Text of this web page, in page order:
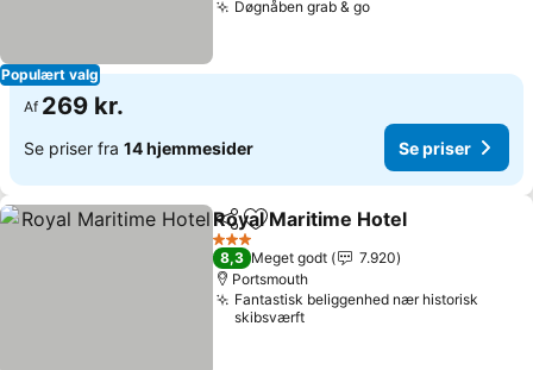
Populært valg
Døgnåben grab & go
Af 269 kr.
Se priser fra 14 hjemmesider Se priser
Del Føj til favoritter
Royal Maritime Hotel
3 Stjerner
8,3 Meget godt
7.920
Portsmouth
Fantastisk beliggenhed nær historisk
skibsværft